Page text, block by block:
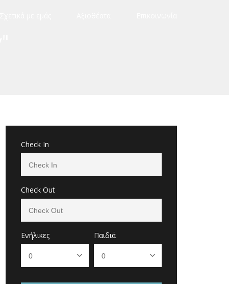
Check In
Check Out
Ενήλικες Παιδιά